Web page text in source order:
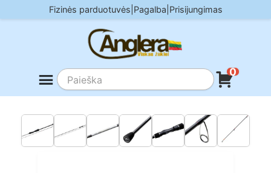
to
Fizinės parduotuvės Pagalba Prisijungimas
0